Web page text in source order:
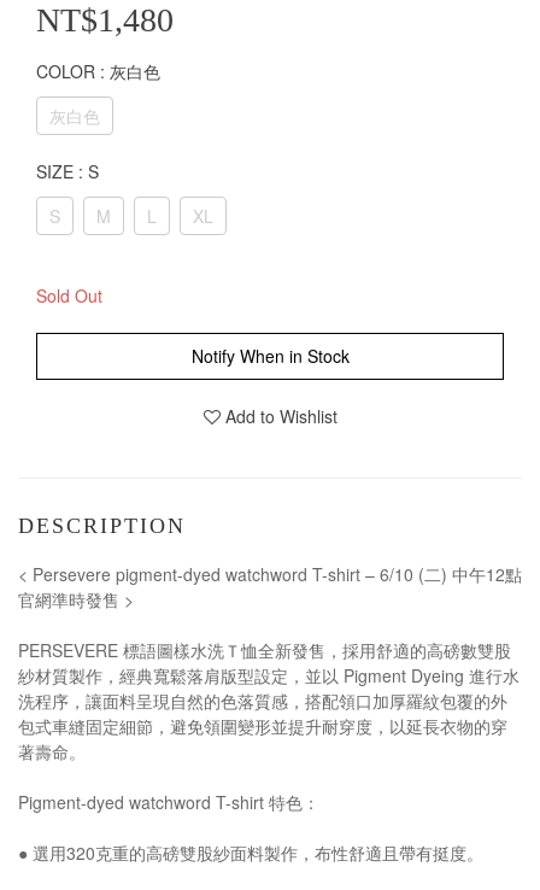
NT$1,480
COLOR : 灰白色
灰白色
SIZE : S
S
M L XL
Sold Out
Notify When in Stock
Add to Wishlist
DESCRIPTION
< Persevere pigment-dyed watchword T-shirt – 6/10 (二) 中午12點
官網準時發售 >
PERSEVERE 標語圖樣水洗Ｔ恤全新發售，採用舒適的高磅數雙股
紗材質製作，經典寬鬆落肩版型設定，並以 Pigment Dyeing 進行水
洗程序，讓面料呈現自然的色落質感，搭配領口加厚羅紋包覆的外
包式車縫固定細節，避免領圍變形並提升耐穿度，以延長衣物的穿
著壽命。
Pigment-dyed watchword T-shirt 特色：
● 選用320克重的高磅雙股紗面料製作，布性舒適且帶有挺度。